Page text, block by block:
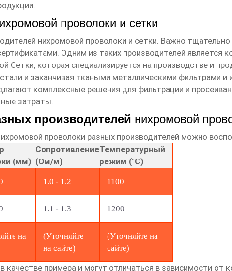
проволоки и сетки
нихромовой проволоки и сетки. Важно
Одним из таких производителей является
Сетки, которая специализируется на производстве и
и заканчивая ткаными металлическими фильтрами и
комплексные решения для фильтрации и
затраты.
производителей нихромовой
проволоки разных производителей можно
(мм)
Сопротивление
(Ом/м)
Температурный
режим (°C)
1.0 - 1.2 1100
1.1 - 1.3 1200
на
(Уточняйте
на сайте)
(Уточняйте на
сайте)
примера и могут отличаться в зависимости от